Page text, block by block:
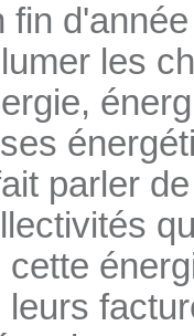
fin
les
parler
cette
leurs